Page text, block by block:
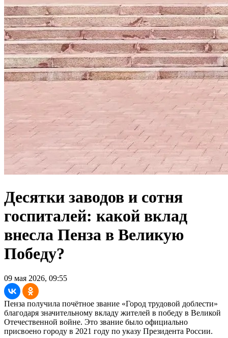
Десятки заводов и сотня
госпиталей: какой вклад
внесла Пенза в Великую
Победу?
09 мая 2026, 09:55
Пенза получила почётное звание «Город трудовой доблести»
благодаря значительному вкладу жителей в победу в Великой
Отечественной войне. Это звание было официально
присвоено городу в 2021 году по указу Президента России.